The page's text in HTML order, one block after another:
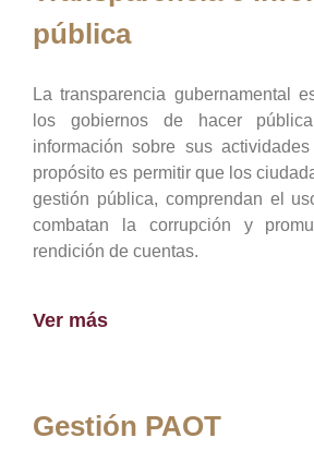
pública
La transparencia gubernamental
los gobiernos de hacer
información sobre sus
propósito es permitir que los
gestión pública, comprendan el
combatan la corrupción y
rendición de cuentas.
Ver más
Gestión PAOT